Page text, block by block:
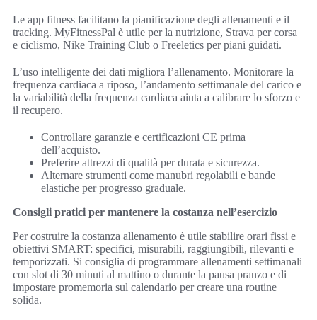
Le app fitness facilitano la pianificazione degli allenamenti e il
tracking. MyFitnessPal è utile per la nutrizione, Strava per corsa
e ciclismo, Nike Training Club o Freeletics per piani guidati.
L’uso intelligente dei dati migliora l’allenamento. Monitorare la
frequenza cardiaca a riposo, l’andamento settimanale del carico e
la variabilità della frequenza cardiaca aiuta a calibrare lo sforzo e
il recupero.
Controllare garanzie e certificazioni CE prima
dell’acquisto.
Preferire attrezzi di qualità per durata e sicurezza.
Alternare strumenti come manubri regolabili e bande
elastiche per progresso graduale.
Consigli pratici per mantenere la costanza nell’esercizio
Per costruire la costanza allenamento è utile stabilire orari fissi e
obiettivi SMART: specifici, misurabili, raggiungibili, rilevanti e
temporizzati. Si consiglia di programmare allenamenti settimanali
con slot di 30 minuti al mattino o durante la pausa pranzo e di
impostare promemoria sul calendario per creare una routine
solida.